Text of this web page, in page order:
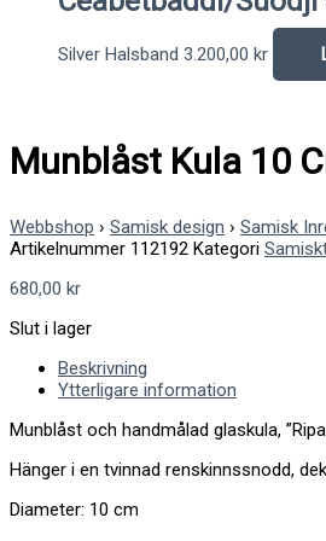
Silver Halsband 3.200,00 kr
Munblåst Kula 10
Webbshop › Samisk design › Samisk
Artikelnummer 112192 Kategori
680,00 kr
Slut i lager
Beskrivning
Ytterligare information
Munblåst och handmålad glaskula,
Hänger i en tvinnad renskinnssnodd,
Diameter: 10 cm